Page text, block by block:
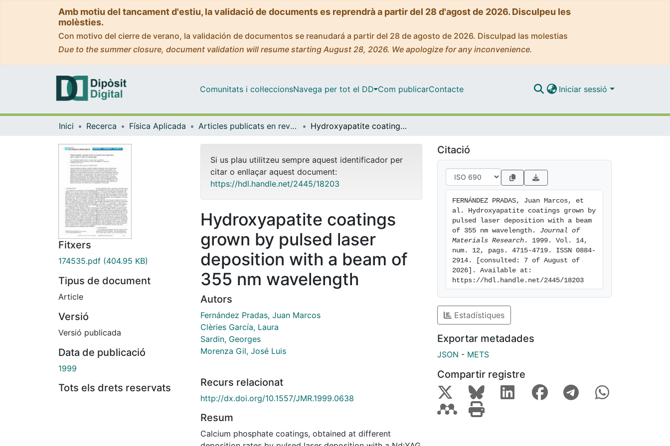
Amb motiu del tancament d'estiu, la validació de documents es reprendrà a partir del 28 d'agost de 2026. Disculpeu les
molèsties.
Con motivo del cierre de verano, la validación de documentos se reanudará a partir del 28 de agosto de 2026. Disculpad las molestias
Due to the summer closure, document validation will resume starting August 28, 2026. We apologize for any inconvenience.
Comunitats i col·leccionsNavega per tot el DD Com publicarContacte Iniciar sessió
Inici Recerca Física Aplicada Articles publicats en revistes (Física Aplicada) Hydroxyapatite coatings grown by pulsed laser deposition with a beam of 355 nm wavelength
Fitxers
174535.pdf (404.95 KB)
Tipus de document
Article
Versió
Versió publicada
Data de publicació
1999
Tots els drets reservats
Si us plau utilitzeu sempre aquest identificador per
citar o enllaçar aquest document:
https://hdl.handle.net/2445/18203
Hydroxyapatite coatings
grown by pulsed laser
deposition with a beam of
355 nm wavelength
Autors
Fernández Pradas, Juan Marcos
Clèries García, Laura
Sardin, Georges
Morenza Gil, José Luis
Recurs relacionat
http://dx.doi.org/10.1557/JMR.1999.0638
Resum
Calcium phosphate coatings, obtained at different
Citació
FERNÁNDEZ PRADAS, Juan Marcos, et
al. Hydroxyapatite coatings grown by
pulsed laser deposition with a beam
of 355 nm wavelength. Journal of
Materials Research . 1999. Vol. 14,
num. 12, pags. 4715-4719. ISSN 0884-
2914. [consulted: 7 of August of
2026]. Available at:
https://hdl.handle.net/2445/18203
Estadístiques
Exportar metadades
JSON - METS
Compartir registre